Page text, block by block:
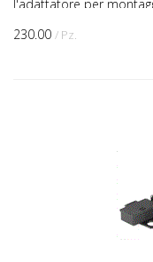
230.00 / Pz.
l'adattatore per